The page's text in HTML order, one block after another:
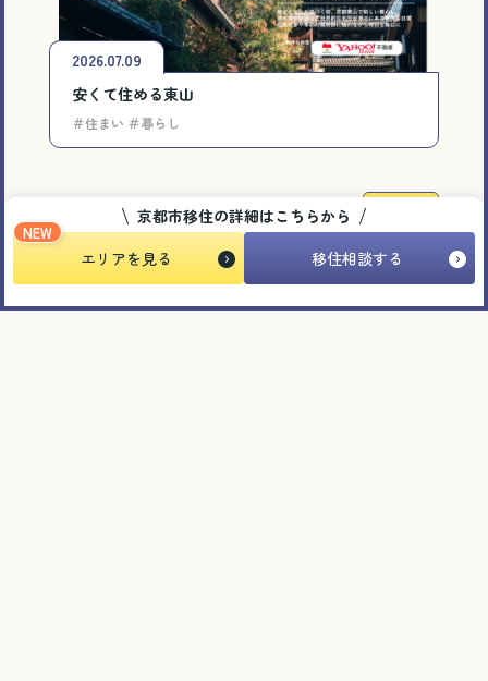
京都市移住の詳細はこちらから
NEW
エリアを見る 移住相談する
安くて住める東山
＃住まい ＃暮らし
2026.07.09